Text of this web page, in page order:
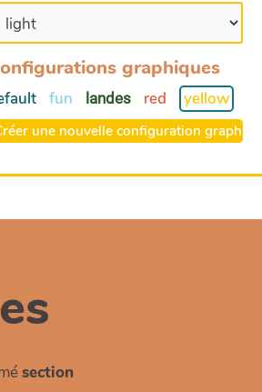
graphiques
fun landes red yellow
une nouvelle configuration graphique
section